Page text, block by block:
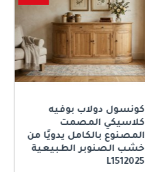
كونسول دولاب بوفيه
كلاسيكي المصمت
المصنوع بالكامل يدويًا من
خشب الصنوبر الطبيعية
L1512025